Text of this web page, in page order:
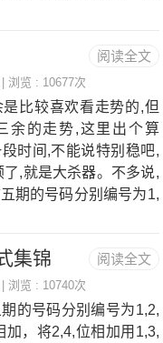
二种：赢多输少；中奖
不能全部压，我只是压
别投入是6是3.7；7是
6.6；10是5.5；11是6.
6.9；14是8.6；15是6.
4.7；18是5.7；19是4.
是2.3；22是2.9。用以
阅读全文
浏览 : 10677次
比较喜欢看走势的,但
余的走势,这里出个算
时间,不能说特别稳吧,
,就是大杀器。不多说,
期的号码分别编号为1,
的反选;若余数为2,下期
数为0,下期买3N0的反
阅读全文
集锦
浏览 : 10740次
的号码分别编号为1,2,
加，将2,4,位相加用1,3,